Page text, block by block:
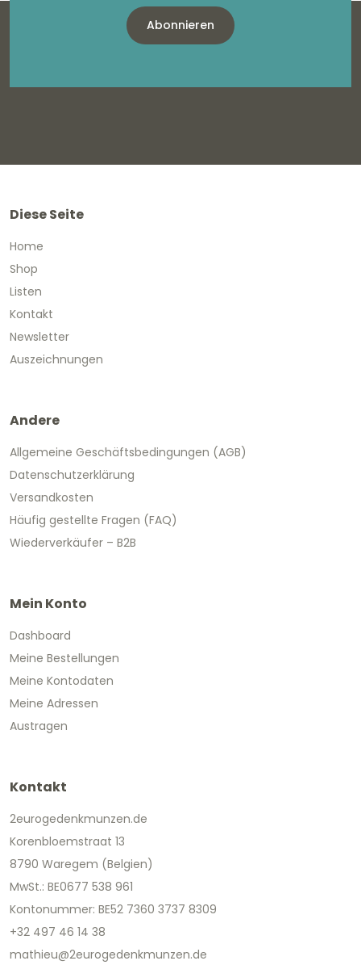
Abonnieren
Diese Seite
Home
Shop
Listen
Kontakt
Newsletter
Auszeichnungen
Andere
Allgemeine Geschäftsbedingungen (AGB)
Datenschutzerklärung
Versandkosten
Häufig gestellte Fragen (FAQ)
Wiederverkäufer – B2B
Mein Konto
Dashboard
Meine Bestellungen
Meine Kontodaten
Meine Adressen
Austragen
Kontakt
2eurogedenkmunzen.de
Korenbloemstraat 13
8790 Waregem (Belgien)
MwSt.: BE0677 538 961
Kontonummer: BE52 7360 3737 8309
+32 497 46 14 38
mathieu@2eurogedenkmunzen.de